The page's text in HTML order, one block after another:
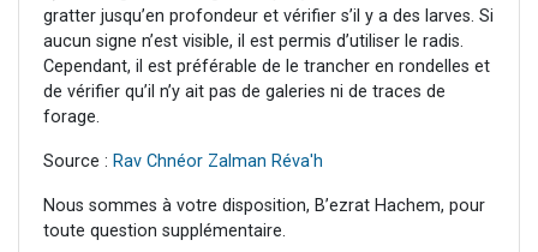
gratter jusqu’en profondeur et vérifier s’il y a des larves. Si
aucun signe n’est visible, il est permis d’utiliser le radis.
Cependant, il est préférable de le trancher en rondelles et
de vérifier qu’il n’y ait pas de galeries ni de traces de
forage.
Source : Rav Chnéor Zalman Réva'h
Nous sommes à votre disposition, B’ezrat Hachem, pour
toute question supplémentaire.